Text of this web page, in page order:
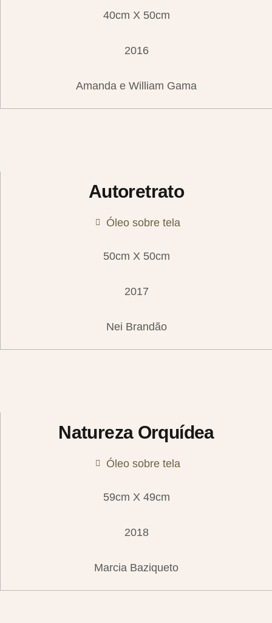
40cm X 50cm
2016
Amanda e William Gama
Autoretrato
Óleo sobre tela
50cm X 50cm
2017
Nei Brandão
Natureza Orquídea
Óleo sobre tela
59cm X 49cm
2018
Marcia Baziqueto